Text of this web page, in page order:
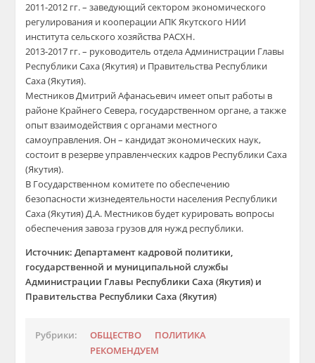
2011-2012 гг. – заведующий сектором экономического
регулирования и кооперации АПК Якутского НИИ
института сельского хозяйства РАСХН.
2013-2017 гг. – руководитель отдела Администрации Главы
Республики Саха (Якутия) и Правительства Республики
Саха (Якутия).
Местников Дмитрий Афанасьевич имеет опыт работы в
районе Крайнего Севера, государственном органе, а также
опыт взаимодействия с органами местного
самоуправления. Он – кандидат экономических наук,
состоит в резерве управленческих кадров Республики Саха
(Якутия).
В Государственном комитете по обеспечению
безопасности жизнедеятельности населения Республики
Саха (Якутия) Д.А. Местников будет курировать вопросы
обеспечения завоза грузов для нужд республики.
Источник: Департамент кадровой политики,
государственной и муниципальной службы
Администрации Главы Республики Саха (Якутия) и
Правительства Республики Саха (Якутия)
Рубрики: ОБЩЕСТВО
ПОЛИТИКА
РЕКОМЕНДУЕМ